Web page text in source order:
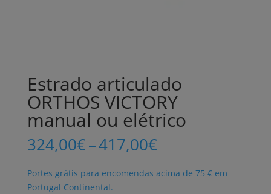
Estrado articulado
ORTHOS VICTORY
manual ou elétrico
324,00€–417,00€Price
range:
324,00€
Portes grátis para encomendas acima de 75 € em
Portugal Continental.